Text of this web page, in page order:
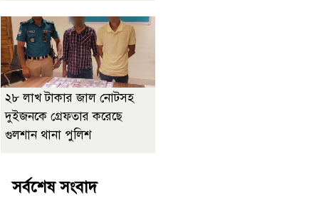
২৮ লাখ টাকার জাল নোটসহ
দুইজনকে গ্রেফতার করেছে
গুলশান থানা পুলিশ
সর্বশেষ সংবাদ